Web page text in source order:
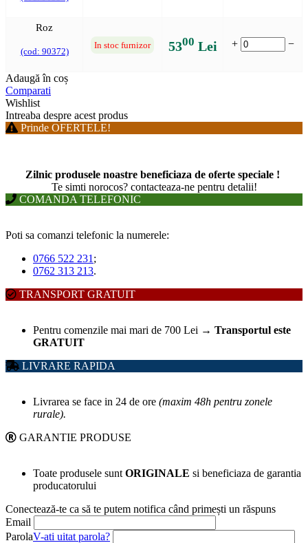
Roz
(cod: 90372)
In stoc furnizor 5300 Lei + −
Adaugă în coș
Comparati
Wishlist
Intreaba despre acest produs
Prinde OFERTELE!
Zilnic produsele noastre beneficiaza de oferte speciale !
Te simti norocos? contacteaza-ne pentru detalii!
COMANDA TELEFONIC
Poti sa comanzi telefonic la numerele:
0766 522 231 ;
0762 313 213.
TRANSPORT GRATUIT
Pentru comenzile mai mari de 700 Lei → Transportul este
GRATUIT
LIVRARE RAPIDA
Livrarea se face in 24 de ore (maxim 48h pentru zonele
rurale).
GARANTIE PRODUSE
Toate produsele sunt ORIGINALE si beneficiaza de garantia
producatorului
Conectează-te ca să te putem notifica când primești un răspuns
Email
ParolaV-ati uitat parola?